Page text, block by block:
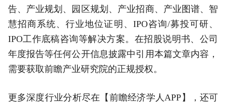
告、产业规划、园区规划、产业招商、产业图谱、智
慧招商系统、行业地位证明、IPO咨询/募投可研、
IPO工作底稿咨询等解决方案。在招股说明书、公司
年度报告等任何公开信息披露中引用本篇文章内容，
需要获取前瞻产业研究院的正规授权。
更多深度行业分析尽在【前瞻经济学人APP】，还可